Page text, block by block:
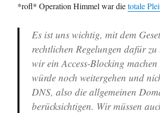
*rofl* Operation Himmel war dietotale
Es ist uns wichtig, mit dem
rechtlichen Regelungen dafür zu
wir ein Access-Blocking
würde noch weitergehen und
DNS, also die allgemeinen
berücksichtigen. Wir müssen